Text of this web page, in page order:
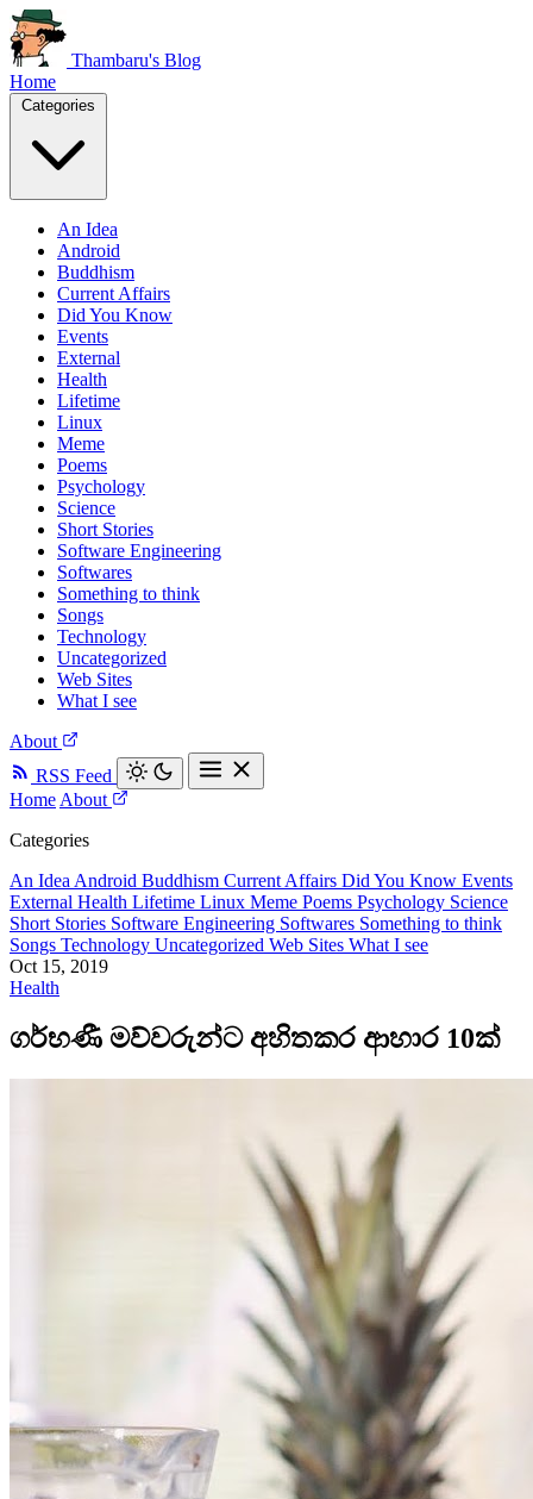
Thambaru's Blog
Home
An Idea
Android
Buddhism
Current Affairs
Did You Know
Events
External
Health
Lifetime
Linux
Meme
Poems
Psychology
Science
Short Stories
Software Engineering
Softwares
Something to think
Songs
Technology
Uncategorized
Web Sites
What I see
About
RSS Feed
Home About
Categories
An Idea Android Buddhism Current Affairs Did You Know Events
External Health Lifetime Linux Meme Poems Psychology Science
Short Stories Software Engineering Softwares Something to think
Songs Technology Uncategorized Web Sites What I see
Oct 15, 2019
Health
ගර්භණී මව්වරුන්ට අහිතකර ආහාර 10ක්